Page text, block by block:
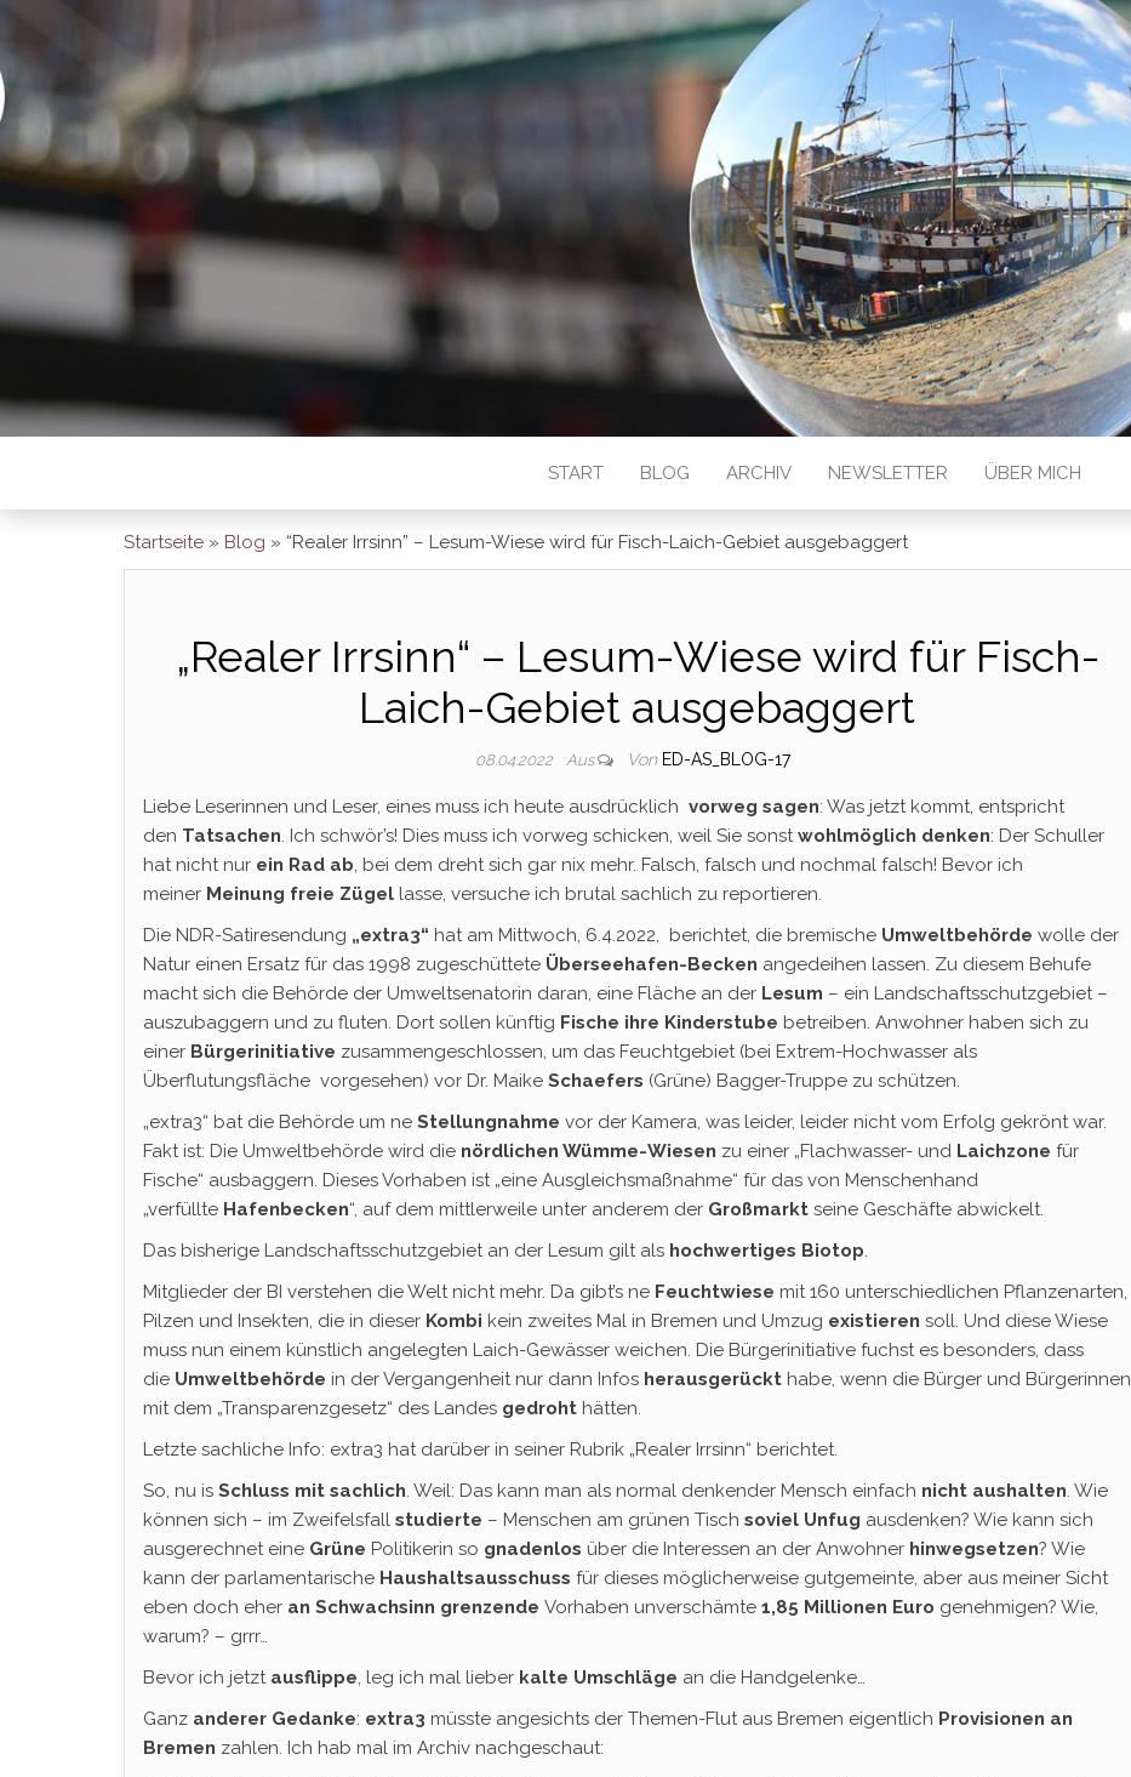
BREMEN SO GESEHEN
START BLOG ARCHIV NEWSLETTER ÜBER MICH
Startseite » Blog » “Realer Irrsinn” – Lesum-Wiese wird für Fisch-Laich-Gebiet ausgebaggert
„Realer Irrsinn“ – Lesum-Wiese wird für Fisch-
Laich-Gebiet ausgebaggert
08.04.2022 Aus Von ED-AS_BLOG-17
Liebe Leserinnen und Leser, eines muss ich heute ausdrücklich vorweg sagen: Was jetzt kommt, entspricht
den Tatsachen. Ich schwör’s! Dies muss ich vorweg schicken, weil Sie sonstwohlmöglich denken: Der Schuller
hat nicht nur ein Rad ab, bei dem dreht sich gar nix mehr. Falsch, falsch und nochmal falsch! Bevor ich
meiner Meinung freie Zügel lasse, versuche ich brutal sachlich zu reportieren.
Die NDR-Satiresendung „extra3“ hat am Mittwoch, 6.4.2022, berichtet, die bremische Umweltbehörde wolle der
Natur einen Ersatz für das 1998 zugeschüttete Überseehafen-Becken angedeihen lassen. Zu diesem Behufe
macht sich die Behörde der Umweltsenatorin daran, eine Fläche an der Lesum – ein Landschaftsschutzgebiet –
auszubaggern und zu fluten. Dort sollen künftig Fische ihre Kinderstube betreiben. Anwohner haben sich zu
einer Bürgerinitiative zusammengeschlossen, um das Feuchtgebiet (bei Extrem-Hochwasser als
Überflutungsfläche vorgesehen) vor Dr. Maike Schaefers (Grüne) Bagger-Truppe zu schützen.
„extra3“ bat die Behörde um ne Stellungnahme vor der Kamera, was leider, leider nicht vom Erfolg gekrönt war.
Fakt ist: Die Umweltbehörde wird die nördlichen Wümme-Wiesen zu einer „Flachwasser- und Laichzone für
Fische“ ausbaggern. Dieses Vorhaben ist „eine Ausgleichsmaßnahme“ für das von Menschenhand
„verfüllte Hafenbecken“, auf dem mittlerweile unter anderem der Großmarkt seine Geschäfte abwickelt.
Das bisherige Landschaftsschutzgebiet an der Lesum gilt als hochwertiges Biotop.
Mitglieder der BI verstehen die Welt nicht mehr. Da gibt’s ne Feuchtwiese mit 160 unterschiedlichen Pflanzenarten,
Pilzen und Insekten, die in dieser Kombi kein zweites Mal in Bremen und Umzug existieren soll. Und diese Wiese
muss nun einem künstlich angelegten Laich-Gewässer weichen. Die Bürgerinitiative fuchst es besonders, dass
die Umweltbehörde in der Vergangenheit nur dann Infos herausgerückt habe, wenn die Bürger und Bürgerinnen
mit dem „Transparenzgesetz“ des Landes gedroht hätten.
Letzte sachliche Info: extra3 hat darüber in seiner Rubrik „Realer Irrsinn“ berichtet.
So, nu is Schluss mit sachlich. Weil: Das kann man als normal denkender Mensch einfach nicht aushalten. Wie
können sich – im Zweifelsfall studierte – Menschen am grünen Tisch soviel Unfug ausdenken? Wie kann sich
ausgerechnet eine Grüne Politikerin so gnadenlos über die Interessen an der Anwohner hinwegsetzen? Wie
kann der parlamentarische Haushaltsausschuss für dieses möglicherweise gutgemeinte, aber aus meiner Sicht
eben doch eher an Schwachsinn grenzende Vorhaben unverschämte 1,85 Millionen Euro genehmigen? Wie,
warum? – grrr…
Bevor ich jetztausflippe, leg ich mal lieber kalte Umschläge an die Handgelenke…
Ganz anderer Gedanke: extra3 müsste angesichts der Themen-Flut aus Bremen eigentlich Provisionen an
Bremen zahlen. Ich hab mal im Archiv nachgeschaut: